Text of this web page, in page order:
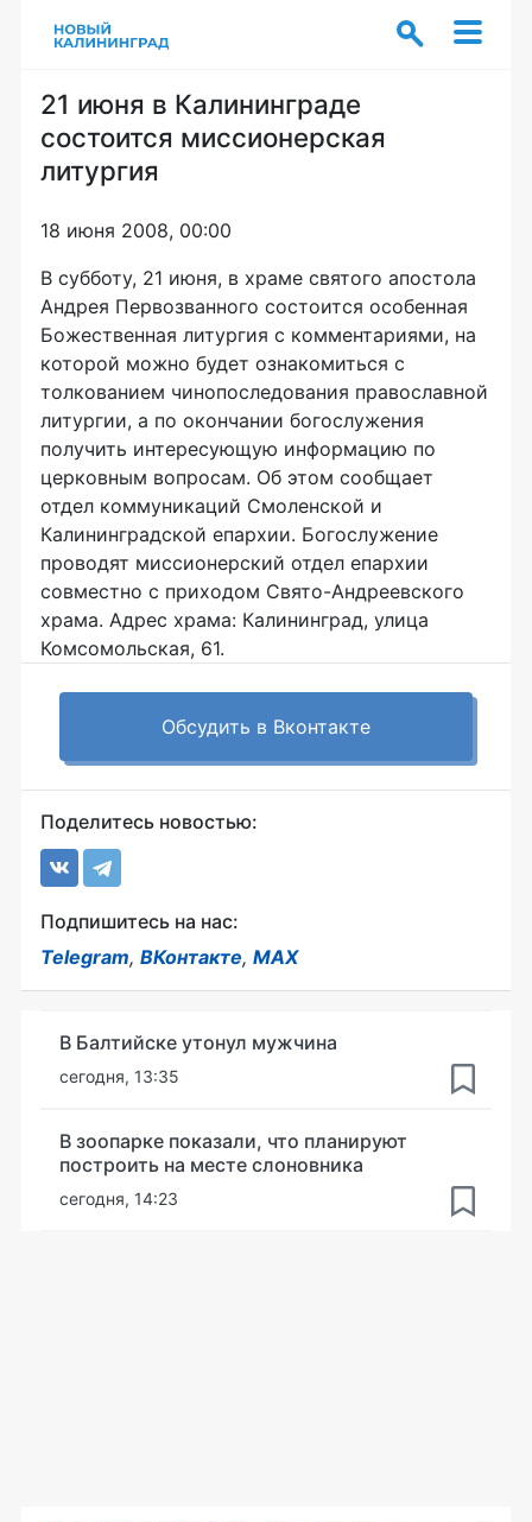
21 июня в Калининграде
состоится миссионерская
литургия
18 июня 2008, 00:00
В субботу, 21 июня, в храме святого апостола
Андрея Первозванного состоится особенная
Божественная литургия с комментариями, на
которой можно будет ознакомиться с
толкованием чинопоследования православной
литургии, а по окончании богослужения
получить интересующую информацию по
церковным вопросам. Об этом сообщает
отдел коммуникаций Смоленской и
Калининградской епархии. Богослужение
проводят миссионерский отдел епархии
совместно с приходом Свято-Андреевского
храма. Адрес храма: Калининград, улица
Комсомольская, 61.
Обсудить в Вконтакте
Поделитесь новостью:
Подпишитесь на нас:
Telegram, ВКонтакте, MAX
В Балтийске утонул мужчина
сегодня, 13:35
В зоопарке показали, что планируют
построить на месте слоновника
сегодня, 14:23